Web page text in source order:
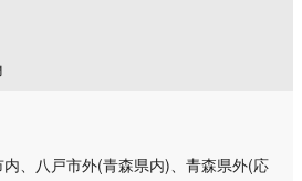
てなしを求める大人たちへ。日常を
で、心身ともに深く満たされる特別
。お近くにお越しの際は、ぜひ当ルー
ごしください。
内、八戸市外(青森県内)、青森県外(応